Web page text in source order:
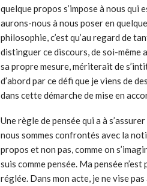
quelque propos s’impose à nous
aurons-nous à nous poser en
philosophie, c’est qu’au regard de
distinguer ce discours, de soi-même
sa propre mesure, mériterait de
d’abord par ce défi que je viens de
dans cette démarche de mise en
Une règle de pensée qui a à
nous sommes confrontés avec la
propos et non pas, comme on
suis comme pensée. Ma pensée
réglée. Dans mon acte, je ne vise pas